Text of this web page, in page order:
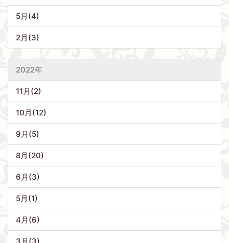
5月(4)
2月(3)
2022年
11月(2)
10月(12)
9月(5)
8月(20)
6月(3)
5月(1)
4月(6)
3月(3)